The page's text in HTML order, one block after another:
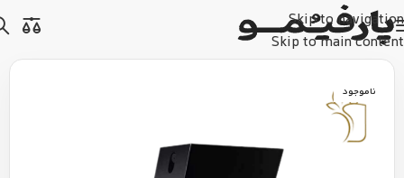
Skip to navigation
Skip to main content
ناموجود